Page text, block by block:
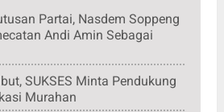
Partai, Nasdem Soppeng
Andi Amin Sebagai
SUKSES Minta Pendukung
Murahan